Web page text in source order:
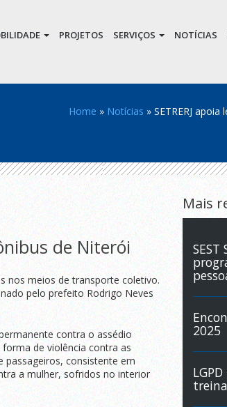
PROJETOS SERVIÇOS NOTÍCIAS
Home » Notícias » SETRERJ
de Niterói
nos meios de transporte coletivo.
pelo prefeito Rodrigo Neves
contra o assédio
de violência contra as
passageiros, consistente em
a mulher, sofridos no interior
Mais
2025